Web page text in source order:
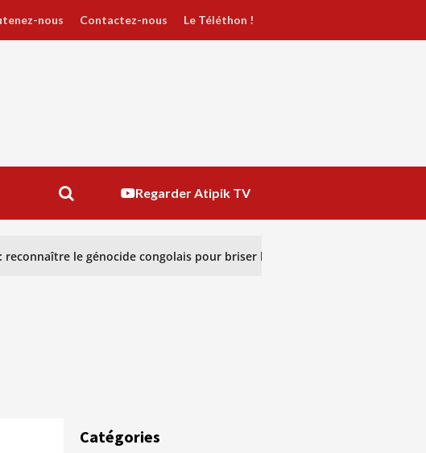
nous Contactez-nous Le Téléthon !
Regarder Atipik TV
: reconnaître le génocide congolais pour briser le silence
Catégories